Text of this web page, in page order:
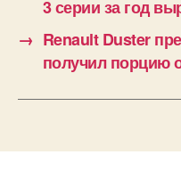
3 серии за год
→ Renault Duster
получил порцию